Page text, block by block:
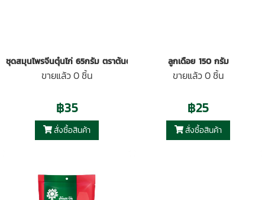
ชุดสมุนไพรจีนตุ๋นไก่ 65กรัม ตราต้นตะวัน
ขายแล้ว 0 ชิ้น
฿35
สั่งซื้อสินค้า
ลูกเดือย 150 กรัม
ขายแล้ว 0 ชิ้น
฿25
สั่งซื้อสินค้า